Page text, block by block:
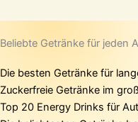
Beliebte Getränke für jeden
Die besten Getränke für
Zuckerfreie Getränke im
Top 20 Energy Drinks für